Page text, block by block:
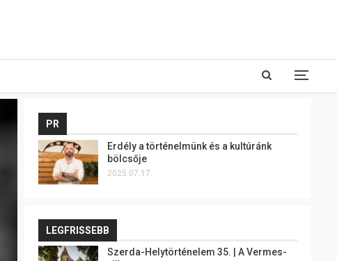
PR
Erdély a történelmünk és a kultúránk
bölcsője
2025.07.17.
LEGFRISSEBB
Szerda-Helytörténelem 35. | A Vermes-